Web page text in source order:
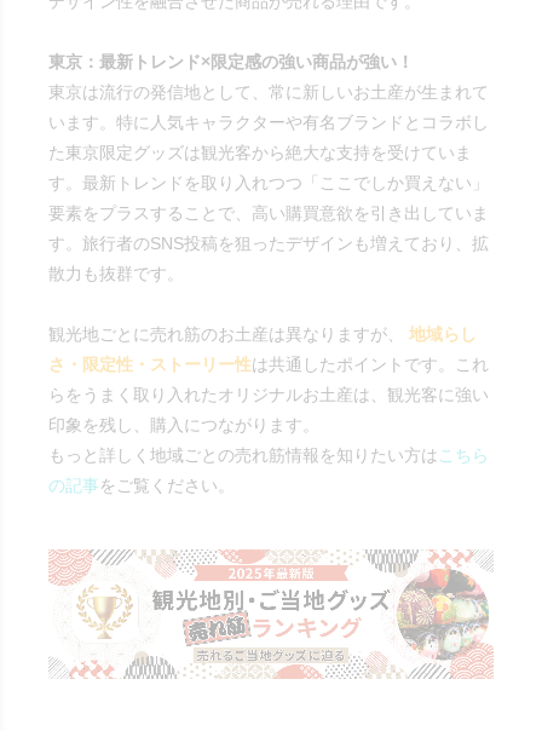
東京：最新トレンド×限定感の強い商品が強い！
東京は流行の発信地として、常に新しいお土産が生まれて
います。特に人気キャラクターや有名ブランドとコラボし
た東京限定グッズは観光客から絶大な支持を受けていま
す。最新トレンドを取り入れつつ「ここでしか買えない」
要素をプラスすることで、高い購買意欲を引き出していま
す。旅行者のSNS投稿を狙ったデザインも増えており、拡
散力も抜群です。
観光地ごとに売れ筋のお土産は異なりますが、地域らし
さ・限定性・ストーリー性は共通したポイントです。これ
らをうまく取り入れたオリジナルお土産は、観光客に強い
印象を残し、購入につながります。
もっと詳しく地域ごとの売れ筋情報を知りたい方は こちら
の記事をご覧ください。